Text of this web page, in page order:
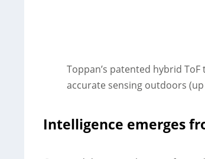
Toppan’s patented hybrid
accurate sensing outdoors (up
Intelligence emerges